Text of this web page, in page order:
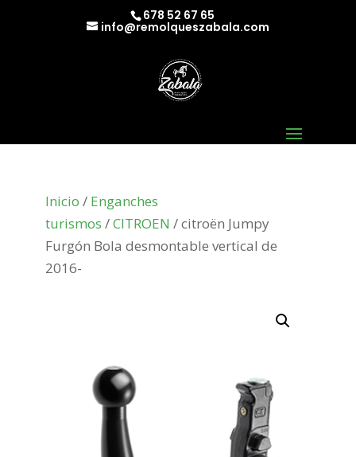
678 52 67 65
info@remolqueszabala.com
Inicio / Enganches
turismos /CITROEN / citroën Jumpy
Furgón Bola desmontable vertical de
2016-